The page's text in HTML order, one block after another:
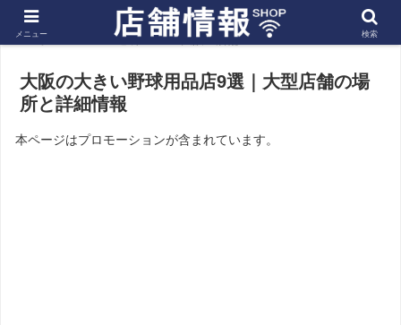
ホーム 近畿 大阪の店舗
大阪の大きい野球用品店9選｜大型店舗の場
所と詳細情報
本ページはプロモーションが含まれています。
メニュー 検索